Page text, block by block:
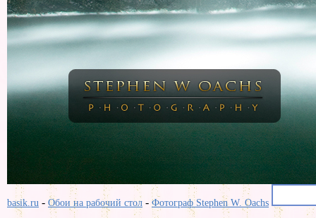
basik.ru - Обои на рабочий стол - Фотограф Stephen W. Oachs